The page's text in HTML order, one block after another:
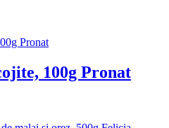
100g Pronat